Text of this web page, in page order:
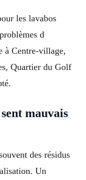
les lavabos
d
à Centre-village,
Quartier du Golf
mauvais
des résidus
Un